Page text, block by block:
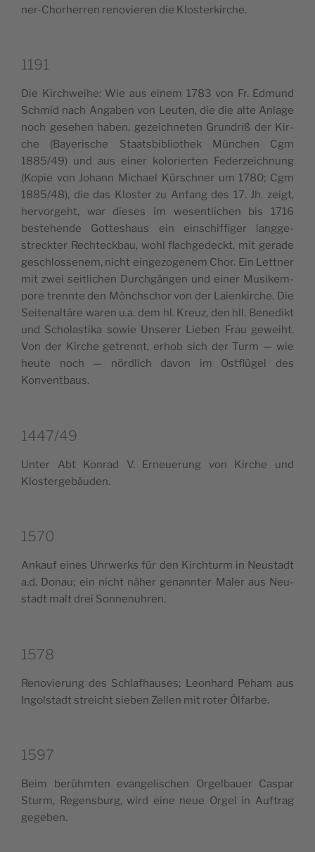
ner-Cho­rher­ren reno­vie­ren die Klosterkirche.
1191
Die Kir­ch­wei­he: Wie aus einem 1783 von Fr. Edmund
Sch­mid nach Anga­ben von Leu­ten, die die alte Anla­ge
noch gese­hen haben, gezeich­ne­ten Grun­driß der Kir­
che (Baye­ri­sche Staa­tsbi­blio­thek Mün­chen Cgm
1885/49) und aus einer kolo­rier­ten Feder­zeich­nung
(Kopie von Johann Michael Kür­sch­ner um 1780; Cgm
1885/48), die das Klo­ster zu Anfang des 17. Jh. zeigt,
her­vor­ge­ht, war die­ses im wesen­tli­chen bis 1716
beste­hen­de Got­te­shaus ein ein­schif­fi­ger lang­ge­
streck­ter Rech­tec­k­bau, wohl fla­ch­ge­deckt, mit gera­de
geschlos­se­nem, nicht ein­ge­zo­ge­nem Chor. Ein Lett­ner
mit zwei sei­tli­chen Dur­ch­gän­gen und einer Musi­kem­
po­re trenn­te den Mön­ch­schor von der Laien­kir­che. Die
Sei­te­nal­tä­re waren u.a. dem hl. Kreuz, den hll. Bene­dikt
und Scho­la­sti­ka sowie Unse­rer Lie­ben Frau gewei­ht.
Von der Kir­che getrennt, erhob sich der Turm — wie
heu­te noch — nörd­lich davon im Ost­flü­gel des
Konventbaus.
1447/49
Unter Abt Kon­rad V. Erneue­rung von Kir­che und
Klostergebäuden.
1570
Ankauf eines Uhr­werks für den Kir­ch­turm in Neu­stadt
a.d. Donau; ein nicht näher genann­ter Maler aus Neu­
stadt malt drei Sonnenuhren.
1578
Reno­vie­rung des Schla­f­hau­ses; Leo­n­hard Peham aus
Ingol­stadt strei­cht sie­ben Zel­len mit roter Ölfarbe.
1597
Beim berühm­ten evan­ge­li­schen Orgel­bauer Caspar
Sturm, Regen­sburg, wird eine neue Orgel in Auf­trag
gegeben.